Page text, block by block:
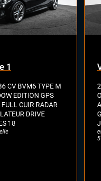
1
CV BVM6 TYPE M
EDITION GPS
CUIR RADAR
DRIVE
18